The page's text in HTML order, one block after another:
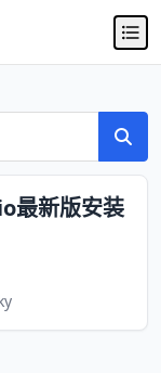
最新版安装